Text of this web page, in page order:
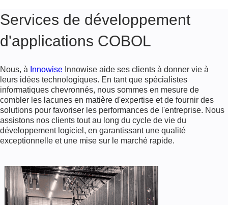
Services de développement
d'applications COBOL
Nous, à Innowise Innowise aide ses clients à donner vie à
leurs idées technologiques. En tant que spécialistes
informatiques chevronnés, nous sommes en mesure de
combler les lacunes en matière d'expertise et de fournir des
solutions pour favoriser les performances de l'entreprise. Nous
assistons nos clients tout au long du cycle de vie du
développement logiciel, en garantissant une qualité
exceptionnelle et une mise sur le marché rapide.